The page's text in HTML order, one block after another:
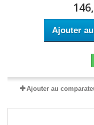
Ajouter
Ajouter au